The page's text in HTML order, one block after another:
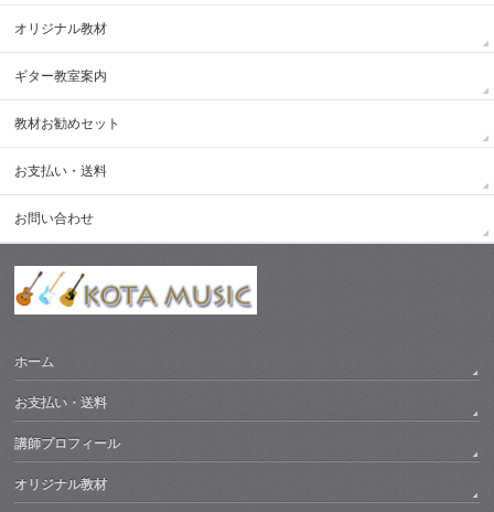
オリジナル教材
ギター教室案内
教材お勧めセット
お支払い・送料
お問い合わせ
ホーム
お支払い・送料
講師プロフィール
オリジナル教材